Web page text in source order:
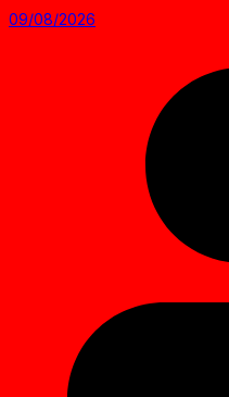
09/08/2026